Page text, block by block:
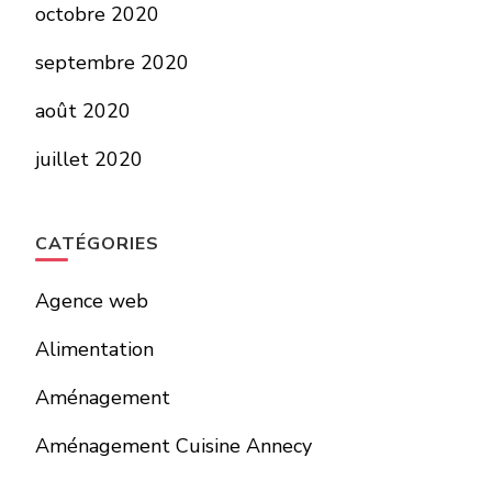
octobre 2020
septembre 2020
août 2020
juillet 2020
CATÉGORIES
Agence web
Alimentation
Aménagement
Aménagement Cuisine Annecy